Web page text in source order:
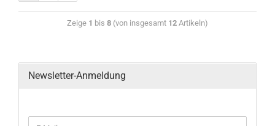
Zeige 1 bis 8 (von insgesamt 12 Artikeln)
Newsletter-Anmeldung